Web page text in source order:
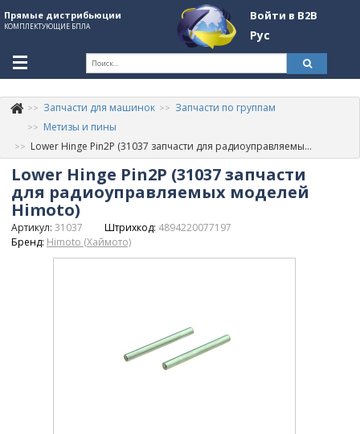
Прямые дистрибьюции
КОМПЛЕКТУЮЩИЕ БПЛА
Войти в B2B
Рус
+380507774092
Информация о компании
Обзоры
Категории
Запчасти для машинок
Запчасти по группам
Метизы и пины
Lower Hinge Pin2P (31037 запчасти для радиоуправляемых моделей Himoto)
Lower Hinge Pin2P (31037 запчасти
для радиоуправляемых моделей
Himoto)
Артикул: 31037 Штрихкод: 4894220077197
Бренд: Himoto (Хаймото)